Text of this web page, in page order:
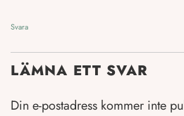
Svara
LÄMNA ETT SVAR
Din e-postadress kommer inte